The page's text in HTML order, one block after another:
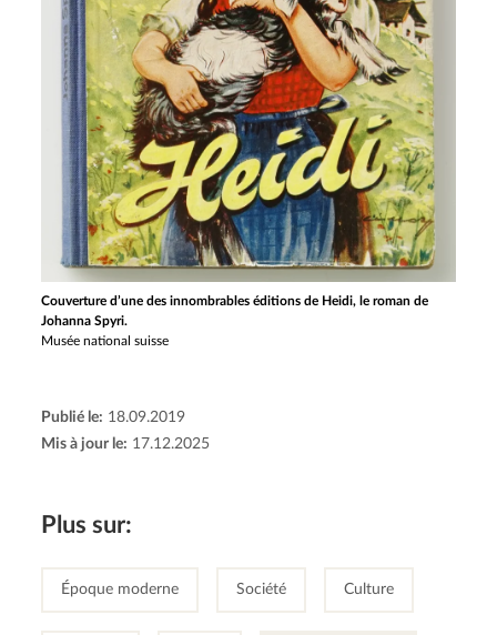
Couverture d’une des innombrables éditions de Heidi, le roman de
Johanna Spyri.
Musée national suisse
Publié le: 18.09.2019
Mis à jour le: 17.12.2025
Plus sur:
Époque moderne Société Culture